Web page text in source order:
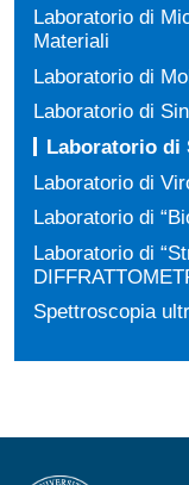
Laboratorio di
Materiali
Laboratorio di
Laboratorio di
Laboratorio di
Laboratorio di
Laboratorio di
Laboratorio di
Spettroscopia